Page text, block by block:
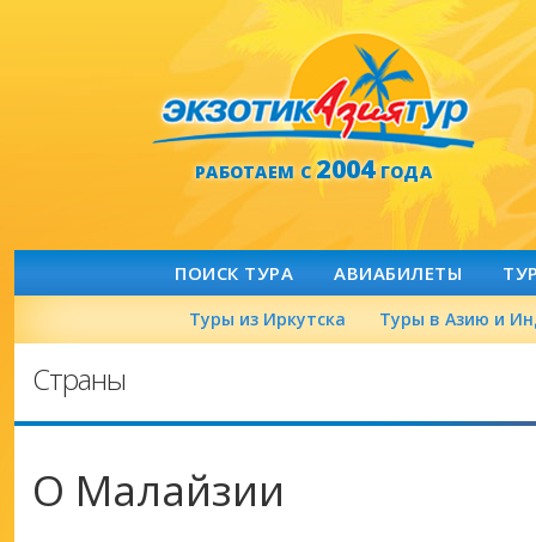
РАБОТАЕМ С2004ГОДА
ПОИСК ТУРА АВИАБИЛЕТЫ
Туры из Иркутска Туры в Азию и
Страны
О Малайзии